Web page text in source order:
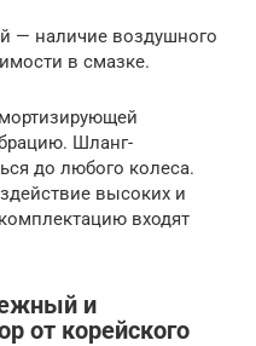
— наличие воздушного
в смазке.
Шланг-
до любого колеса.
высоких и
входят
и
от корейского